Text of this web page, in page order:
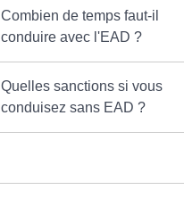
Combien de temps faut-il
conduire avec l'EAD ?
Quelles sanctions si vous
conduisez sans EAD ?